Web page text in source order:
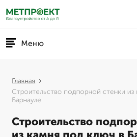
Меню
Главная
Строительство подпорной стенки из
Барнауле
Строительство